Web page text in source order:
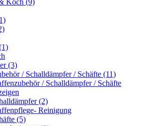
(3)
/ Schalldämpfer / Schäfte (11)
/ Schalldämpfer / Schäfte
(2)
Reinigung
(5)